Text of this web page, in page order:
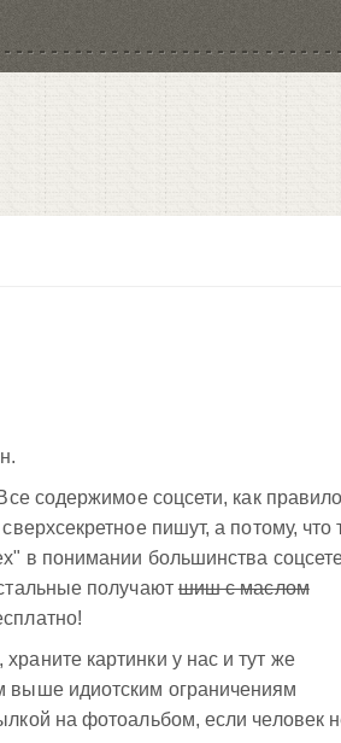
содержимое соцсети, как
пишут, а потому, что
в понимании большинства
получаютшиш с маслом
картинки у нас и тут же
выше идиотским ограничениям
на фотоальбом, если человек